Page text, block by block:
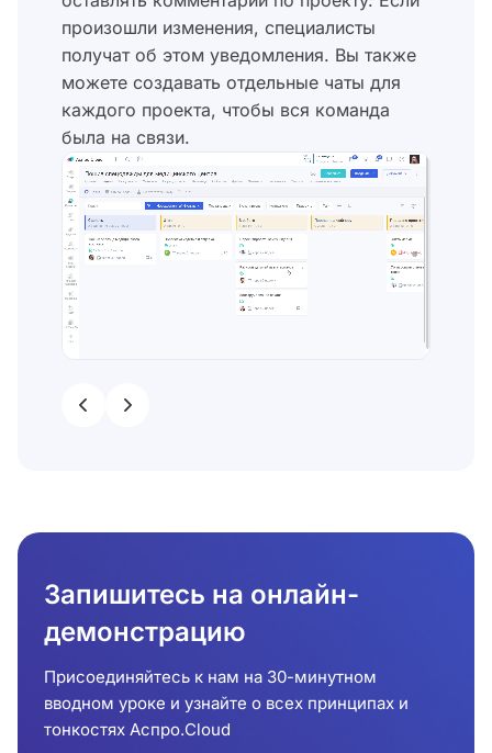
произошли изменения, специалисты
получат об этом уведомления. Вы также
можете создавать отдельные чаты для
каждого проекта, чтобы вся команда
была на связи.
Запишитесь на онлайн-
демонстрацию
Присоединяйтесь к нам на 30-минутном
вводном уроке и узнайте о всех принципах и
тонкостях Аспро.Cloud